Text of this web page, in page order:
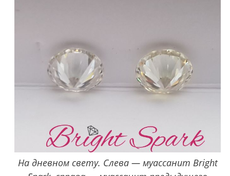
На дневном свету. Слева — муассанит Bright